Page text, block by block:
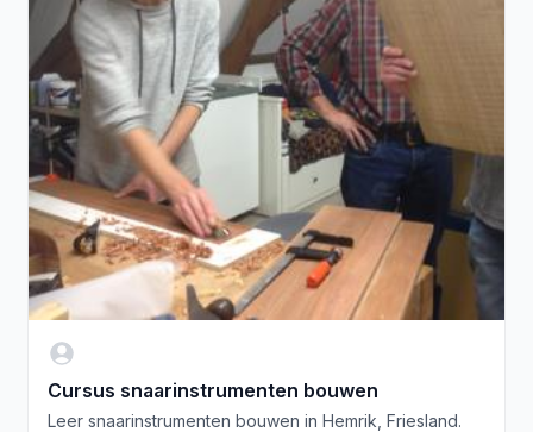
Cursus snaarinstrumenten bouwen
Leer snaarinstrumenten bouwen in Hemrik, Friesland.